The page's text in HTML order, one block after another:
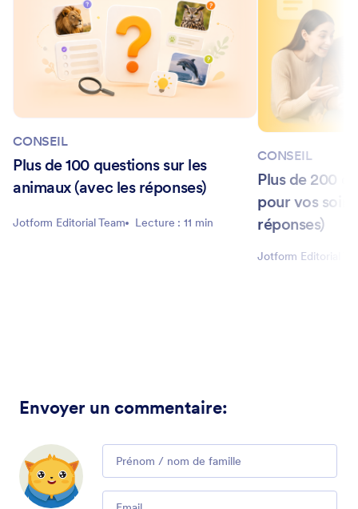
CONSEIL
Plus de 100 questions sur les
animaux (avec les réponses)
Jotform Editorial Team Lecture : 11 min
CONSEIL
Plus de 200
pour vos
réponses)
Jotform Editorial
Envoyer un commentaire: